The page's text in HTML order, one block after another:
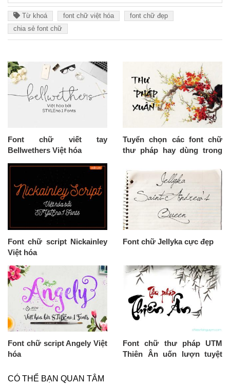
Từ khoá font chữ việt hóa
font chữ đẹp
chia sẻ font chữ
Font chữ viết tay
Bellwethers Việt hóa
Tuyển chọn các font chữ
thư pháp hay dùng trong
Font chữ script Nickainley
Việt hóa
Font chữ Jellyka cực đẹp
Font chữ script Angely Việt
hóa
Font chữ thư pháp UTM
Thiên Ân uốn lượn tuyệt
CÓ THỂ BẠN QUAN TÂM